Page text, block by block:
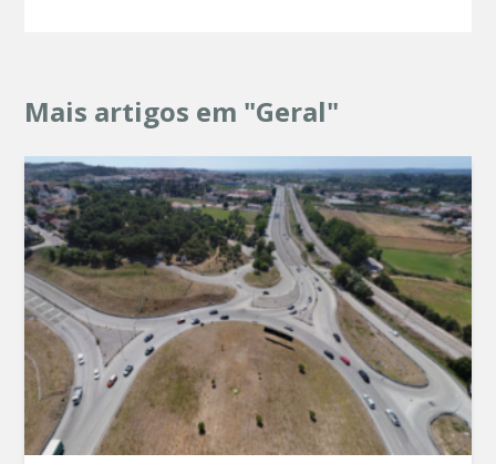
Mais artigos em "Geral"